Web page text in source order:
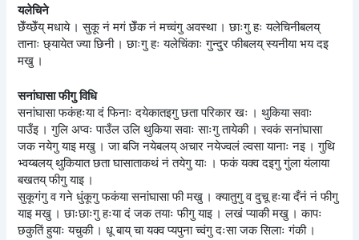
यलेचिने
छेँय्छेँय् मधाये । सुकू नं मगं छेँक नं मच्वंगु अवस्था । छाःगु हः यलेचिनीबलय्
तानाः छ्यायेत ज्या छिनी । छाःगु हः यलेचिंकाः गुन्दु्र फीबलय् स्यनीया भय दइ
मखु ।
सनांघासा फीगु विधि
सनांघासा फकंहःया दं फिनाः दयेकातइगु छता परिकार खः । थुकिया सवाः
पाउँइ । गुलि अप्वः पाउँल उलि थुकिया सवाः साःगु तायेकी । स्वकं सनांघासा
जक नयेगु याइ मखु । जा बजि नयेबलय् अचार नयेज्वलं ल्वसा यानाः नइ । गुथि
भ्वय्बलय् थुकियात छता घासाताकथं नं तयेगु याः । फकं यक्व दइगु गुंला यंलाया
बखतय् फीगु याइ ।
सुकूगंगु व गने धुंकूगु फकंया सनांघासा फी मखु । क्यातुगु व दुचू हःया दँनं नं फीगु
याइ मखु । छाःछाःगु हःया दं जक तयाः फीगु याइ । लखं प्याकी मखु । कापः
छकुतिं हुयाः यचुकी । धू बाय् चा यक्व प्यपुना च्वंगु दःसा जक सिलाः गंकी ।